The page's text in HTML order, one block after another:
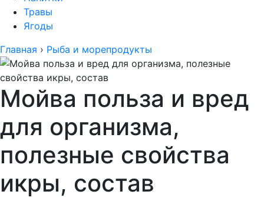
Травы
Ягоды
Главная › Рыба и морепродукты
Мойва польза и вред
для организма,
полезные свойства
икры, состав